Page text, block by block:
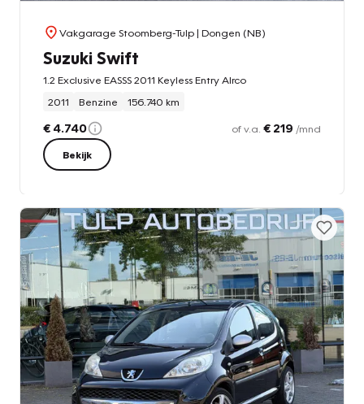
Vakgarage Stoomberg-Tulp| Dongen (NB)
Suzuki Swift
1.2 Exclusive EASSS 2011 Keyless Entry AIrco
2011
Benzine 156.740 km
€ 4.740 of v.a. € 219 /mnd
Bekijk